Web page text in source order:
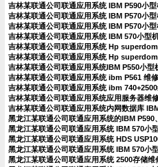
吉林某联通公司联通应用系统 IBM P590小
吉林某联通公司联通应用系统 IBM P570小
吉林某联通公司联通应用系统 IBM P570小
吉林某联通公司联通应用系统 IBM 570小型
吉林某联通公司联通应用系统 Hp
吉林某联通公司联通应用系统 Hp
吉林某联通公司联通应用系统IBM P550小型
吉林某联通公司联通应用系统 ibm P561 维
吉林某联通公司联通应用系统 ibm
吉林某联通公司联通应用系统应用服务器维
吉林某联通公司联通应用系统内网数据库
黑龙江某联通公司联通应用系统的IBM
黑龙江某联通公司联通应用系统 IBM 570小
黑龙江某联通公司联通应用系统 HDS
黑龙江某联通公司联通应用系统 IBM 570小
黑龙江某联通公司联通应用系统 2500存储维